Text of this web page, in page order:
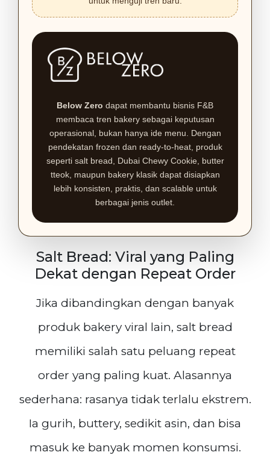
Below Zero dapat membantu bisnis F&B
membaca tren bakery sebagai keputusan
operasional, bukan hanya ide menu. Dengan
pendekatan frozen dan ready-to-heat, produk
seperti salt bread, Dubai Chewy Cookie, butter
tteok, maupun bakery klasik dapat disiapkan
lebih konsisten, praktis, dan scalable untuk
berbagai jenis outlet.
Salt Bread: Viral yang Paling
Dekat dengan Repeat Order
Jika dibandingkan dengan banyak
produk bakery viral lain, salt bread
memiliki salah satu peluang repeat
order yang paling kuat. Alasannya
sederhana: rasanya tidak terlalu ekstrem.
Ia gurih, buttery, sedikit asin, dan bisa
masuk ke banyak momen konsumsi.